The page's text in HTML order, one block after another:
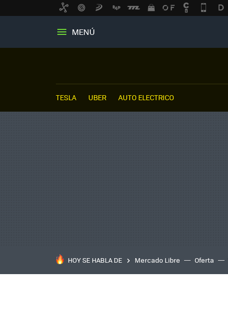
MENÚ
TESLA UBER AUTO ELECTRICO
HOY SE HABLA DE Mercado Libre Oferta